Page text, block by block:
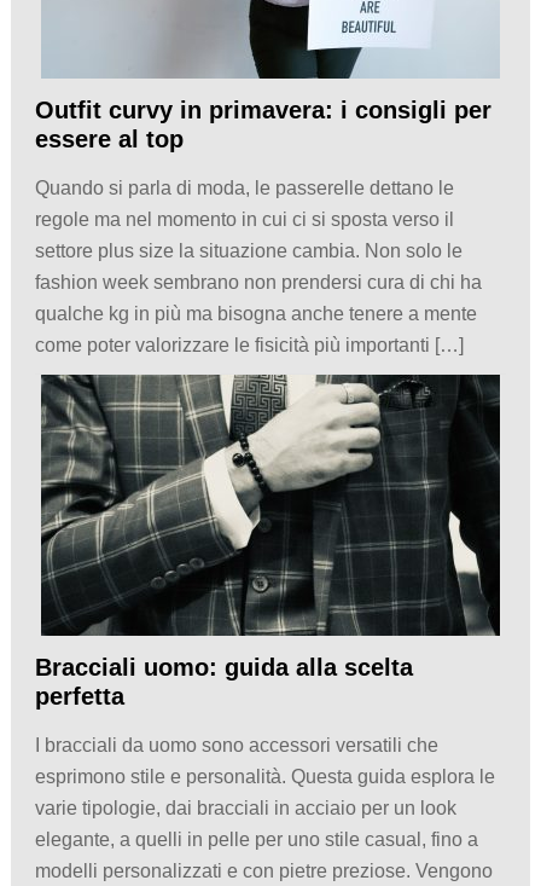
Outfit curvy in primavera: i consigli per
essere al top
Quando si parla di moda, le passerelle dettano le
regole ma nel momento in cui ci si sposta verso il
settore plus size la situazione cambia. Non solo le
fashion week sembrano non prendersi cura di chi ha
qualche kg in più ma bisogna anche tenere a mente
come poter valorizzare le fisicità più importanti […]
Bracciali uomo: guida alla scelta
perfetta
I bracciali da uomo sono accessori versatili che
esprimono stile e personalità. Questa guida esplora le
varie tipologie, dai bracciali in acciaio per un look
elegante, a quelli in pelle per uno stile casual, fino a
modelli personalizzati e con pietre preziose. Vengono